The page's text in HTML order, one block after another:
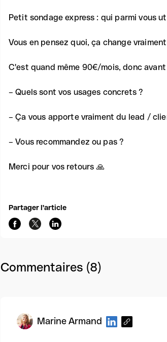
Petit sondage express : qui parmi vous
Vous en pensez quoi, ça change
C'est quand même 90€/mois, donc
– Quels sont vos usages concrets ?
– Ça vous apporte vraiment du lead /
– Vous recommandez ou pas ?
Merci pour vos retours 🙏
Partager l'article
Commentaires (8)
Marine Armand